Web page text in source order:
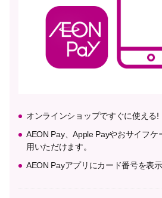
オンラインショップですぐに使える!
AEON Pay、Apple Payやおサイフケ
用いただけます。
AEON Payアプリにカード番号を表示